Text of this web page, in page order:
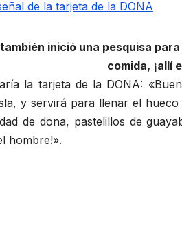
inició una pesquisa para
comida, ¡allí
la tarjeta de la DONA:
y servirá para llenar el
de dona, pastelillos de
hombre!».